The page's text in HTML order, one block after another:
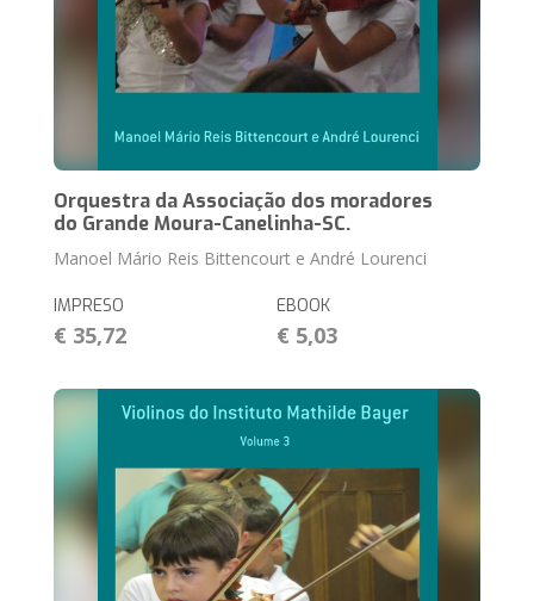
Orquestra da Associação dos moradores
do Grande Moura-Canelinha-SC.
Manoel Mário Reis Bittencourt e André Lourenci
IMPRESO
€ 35,72
EBOOK
€ 5,03